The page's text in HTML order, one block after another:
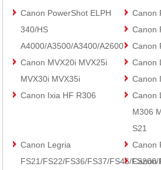
Canon PowerShot ELPH
340/HS
A4000/A3500/A3400/A2600
Canon
Canon
Canon
Canon MVX20i MVX25i
MVX30i MVX35i
Canon
Canon
Canon Ixia HF R306
Canon
M306
S21
Canon Legria
FS21/FS22/FS36/FS37/FS46/
Canon
Canon